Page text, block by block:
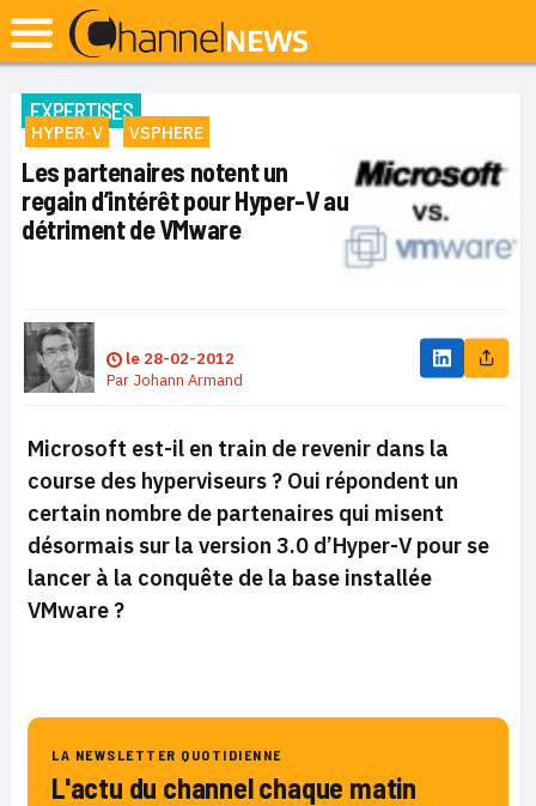
EXPERTISES
HYPER-V VSPHERE
Les partenaires notent un
regain d’intérêt pour Hyper-V au
détriment de VMware
le 28-02-2012
Par Johann Armand
Microsoft est-il en train de revenir dans la
course des hyperviseurs ? Oui répondent un
certain nombre de partenaires qui misent
désormais sur la version 3.0 d’Hyper-V pour se
lancer à la conquête de la base installée
VMware ?
LA NEWSLETTER QUOTIDIENNE
L'actu du channel chaque matin